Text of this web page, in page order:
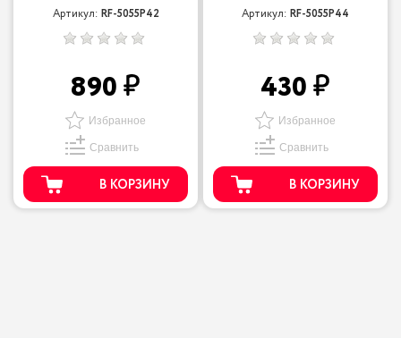
Артикул: RF-5055P42
890
Избранное
Сравнить
В КОРЗИНУ
Артикул: RF-5055P44
430
Избранное
Сравнить
В КОРЗИНУ